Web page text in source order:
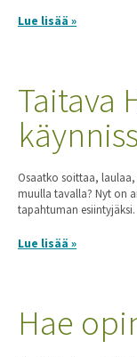
Lue lisää »
Taitava
Osaatko soittaa,
muulla tavalla? Nyt on
tapahtuman esiintyjäksi.
Lue lisää »
Hae